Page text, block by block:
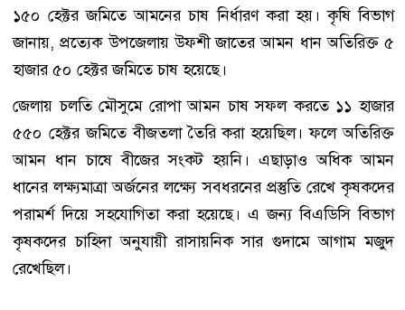
১৫০ হেক্টর জমিতে আমনের চাষ নির্ধারণ করা হয়। কৃষি বিভাগ
জানায়, প্রত্যেক উপজেলায় উফশী জাতের আমন ধান অতিরিক্ত ৫
হাজার ৫০ হেক্টর জমিতে চাষ হয়েছে।
জেলায় চলতি মৌসুমে রোপা আমন চাষ সফল করতে ১১ হাজার
৫৫০ হেক্টর জমিতে বীজতলা তৈরি করা হয়েছিল। ফলে অতিরিক্ত
আমন ধান চাষে বীজের সংকট হয়নি। এছাড়াও অধিক আমন
ধানের লক্ষ্যমাত্রা অর্জনের লক্ষ্যে সবধরনের প্রস্তুতি রেখে কৃষকদের
পরামর্শ দিয়ে সহযোগিতা করা হয়েছে। এ জন্য বিএডিসি বিভাগ
কৃষকদের চাহিদা অনুযায়ী রাসায়নিক সার গুদামে আগাম মজুদ
রেখেছিল।